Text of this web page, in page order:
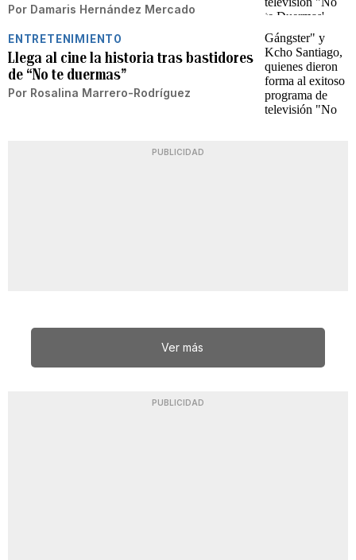
Por Damaris Hernández Mercado
ENTRETENIMIENTO
Llega al cine la historia tras bastidores
de “No te duermas”
Por Rosalina Marrero-Rodríguez
PUBLICIDAD
Ver más
PUBLICIDAD